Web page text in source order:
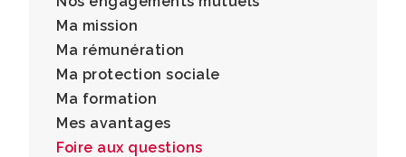
Ma mission
Ma rémunération
Ma protection sociale
Ma formation
Mes avantages
Foire aux questions